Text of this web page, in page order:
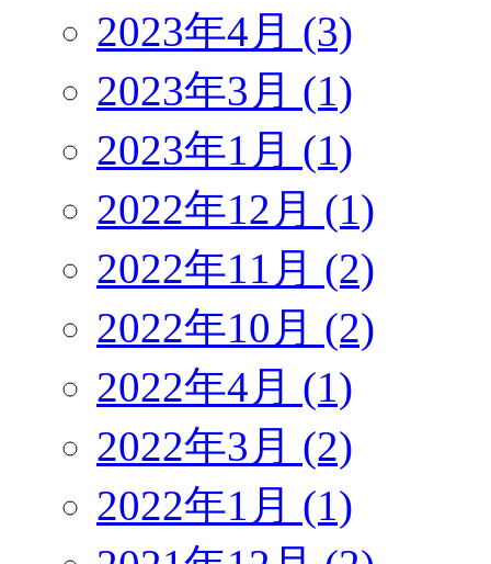
2023年4月 (3)
2023年3月 (1)
2023年1月 (1)
2022年12月 (1)
2022年11月 (2)
2022年10月 (2)
2022年4月 (1)
2022年3月 (2)
2022年1月 (1)